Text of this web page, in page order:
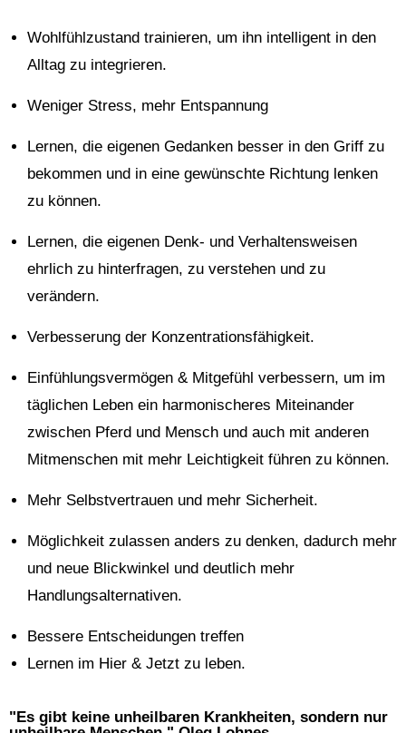
Wohlfühlzustand trainieren, um ihn intelligent in den
Alltag zu integrieren.
Weniger Stress, mehr Entspannung
Lernen, die eigenen Gedanken besser in den Griff zu
bekommen und in eine gewünschte Richtung lenken
zu können.
Lernen, die eigenen Denk- und Verhaltensweisen
ehrlich zu hinterfragen, zu verstehen und zu
verändern.
Verbesserung der Konzentrationsfähigkeit.
Einfühlungsvermögen & Mitgefühl verbessern, um im
täglichen Leben ein harmonischeres Miteinander
zwischen Pferd und Mensch und auch mit anderen
Mitmenschen mit mehr Leichtigkeit führen zu können.
Mehr Selbstvertrauen und mehr Sicherheit.
Möglichkeit zulassen anders zu denken, dadurch mehr
und neue Blickwinkel und deutlich mehr
Handlungsalternativen.
Bessere Entscheidungen treffen
Lernen im Hier & Jetzt zu leben.
"Es gibt keine unheilbaren Krankheiten, sondern nur